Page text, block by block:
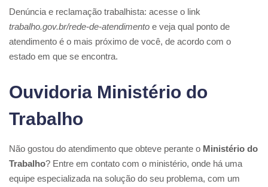
Denúncia e reclamação trabalhista: acesse o link
trabalho.gov.br/rede-de-atendimento e veja qual ponto de
atendimento é o mais próximo de você, de acordo com o
estado em que se encontra.
Ouvidoria Ministério do
Trabalho
Não gostou do atendimento que obteve perante o Ministério do
Trabalho? Entre em contato com o ministério, onde há uma
equipe especializada na solução do seu problema, com um